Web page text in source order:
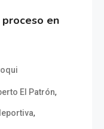
en
El Patrón,
,